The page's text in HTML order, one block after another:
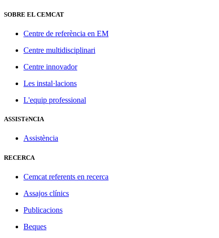
SOBRE EL CEMCAT
Centre de referència en EM
Centre multidisciplinari
Centre innovador
Les instal·lacions
L'equip professional
ASSISTèNCIA
Assistència
RECERCA
Cemcat referents en recerca
Assajos clínics
Publicacions
Beques